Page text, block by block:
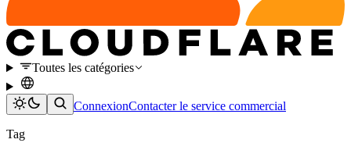
Toutes les catégories
ConnexionContacter le service commercial
Tag